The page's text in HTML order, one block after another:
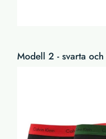
Modell 2 - svarta